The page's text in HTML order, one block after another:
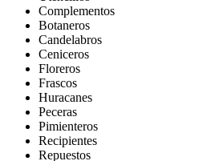
Complementos
Botaneros
Candelabros
Ceniceros
Floreros
Frascos
Huracanes
Peceras
Pimienteros
Recipientes
Repuestos